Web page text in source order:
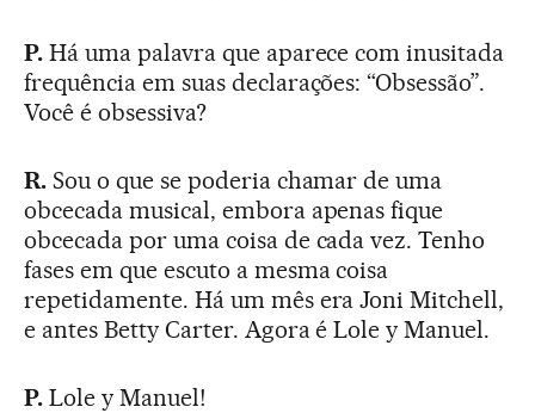
P.Há uma palavra que aparece com inusitada
frequência em suas declarações: “Obsessão”.
Você é obsessiva?
R.Sou o que se poderia chamar de uma
obcecada musical, embora apenas fique
obcecada por uma coisa de cada vez. Tenho
fases em que escuto a mesma coisa
repetidamente. Há um mês era Joni Mitchell,
e antes Betty Carter. Agora é Lole y Manuel.
P. Lole y Manuel!